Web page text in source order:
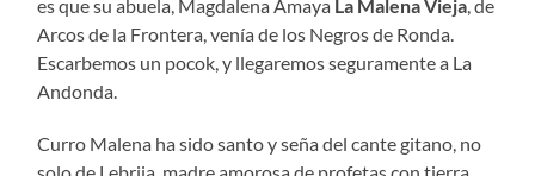
es que su abuela, Magdalena Amaya La Malena Vieja , de
Arcos de la Frontera, venía de los Negros de Ronda.
Escarbemos un pocok, y llegaremos seguramente a La
Andonda.
Curro Malena ha sido santo y seña del cante gitano, no
solo de Lebrija, madre amorosa de profetas con tierra,